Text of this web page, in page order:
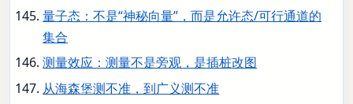
量子态：不是“神秘向量”，而是允许态/可行通道的
集合
测量效应：测量不是旁观，是插桩改图
从海森堡测不准，到广义测不准